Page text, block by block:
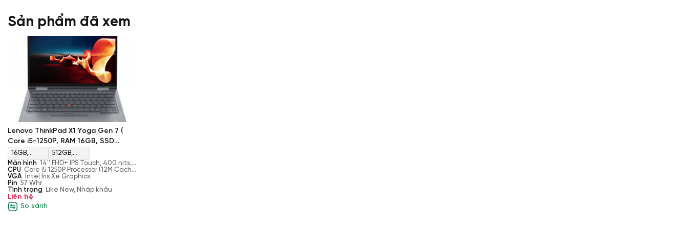
Sản phẩm đã xem
Lenovo ThinkPad X1 Yoga Gen 7 (
Core i5-1250P, RAM 16GB, SSD
512GB, Intel Iris Xe Graphics, Màn 14''
FHD+ Touch )
16GB,
DDR5,
4800 MHz,
Max 32GB
512GB,
M.2, PCIe
NVMe, SSD
Màn hình 14'' FHD+ IPS Touch, 400 nits,
Anti-Glare, 16:10, Low power, Eyesafe
Certified, ICC
CPU Core i5 1250P Processor (12M Cache,
up to 4.40 GHz, 12 cores, 16 threads)
VGA
Intel Iris Xe Graphics
Pin 57 Whr
Tình trạng
Like New, Nhập khẩu
Liên hệ
So sánh